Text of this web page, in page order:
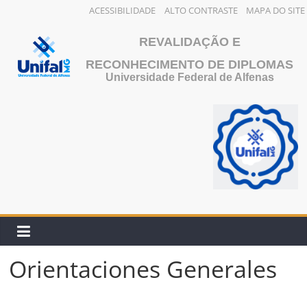
ACESSIBILIDADE ALTO CONTRASTE MAPA DO SITE
contenido
REVALIDAÇÃO E
RECONHECIMENTO DE DIPLOMAS
Universidade Federal de Alfenas
Orientaciones Generales